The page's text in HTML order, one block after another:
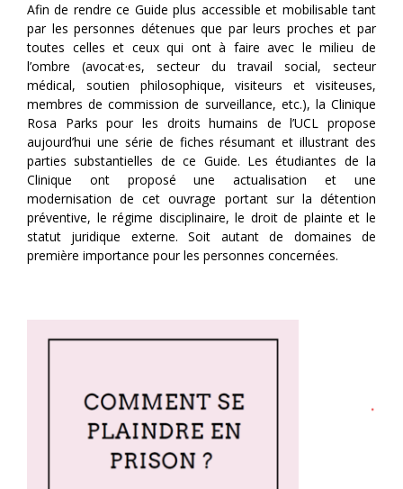
Afin de rendre ce Guide plus accessible et mobilisable tant
par les personnes détenues que par leurs proches et par
toutes celles et ceux qui ont à faire avec le milieu de
l’ombre (avocat·es, secteur du travail social, secteur
médical, soutien philosophique, visiteurs et visiteuses,
membres de commission de surveillance, etc.), la Clinique
Rosa Parks pour les droits humains de l’UCL propose
aujourd’hui une série de fiches résumant et illustrant des
parties substantielles de ce Guide. Les étudiantes de la
Clinique ont proposé une actualisation et une
modernisation de cet ouvrage portant sur la détention
préventive, le régime disciplinaire, le droit de plainte et le
statut juridique externe. Soit autant de domaines de
première importance pour les personnes concernées.